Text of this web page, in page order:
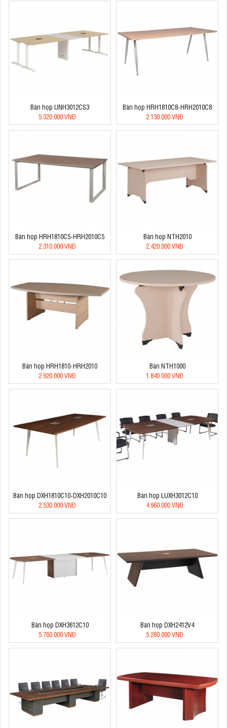
Bàn họp UNH3012CS3
5.320.000 VNĐ
Bàn họp HRH1810C8-HRH2010C8
2.130.000 VNĐ
Bàn họp HRH1810C5-HRH2010C5
2.310.000 VNĐ
Bàn họp NTH2010
2.420.000 VNĐ
Bàn họp HRH1810-HRH2010
2.920.000 VNĐ
Bàn NTH1000
1.840.000 VNĐ
Bàn họp DXH1810C10-DXH2010C10
2.530.000 VNĐ
Bàn họp LUXH3012C10
4.960.000 VNĐ
Bàn họp DXH3612C10
5.760.000 VNĐ
Bàn họp DXH2412V4
5.280.000 VNĐ